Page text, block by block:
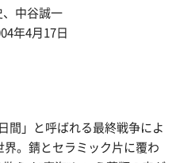
、中谷誠一
年4月17日
間」と呼ばれる最終戦争によ
界。錆とセラミック片に覆わ